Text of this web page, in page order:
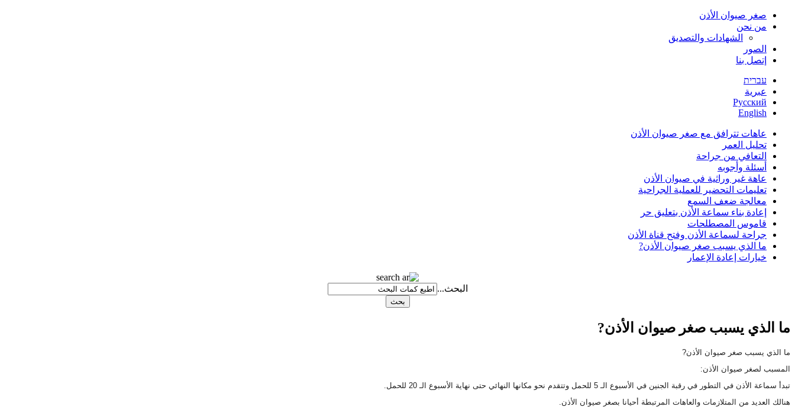
صغر صيوان الأذن
من نحن
الشهادات والتصديق
الصور
إتصل بنا
עברית
عبرية
Русский
English
عاهات تترافق مع صغر صيوان الأذن
تحليل العمر
التعافي من جراحة
أسئلة وأجوبه
عاهة غير وراثية في صيوان الأذن
تعليمات التحضير للعملية الجراحية
معالجة ضعف السمع
إعادة بناء سماعة الأذن بتعليق حر
قاموس المصطلحات
جراحة لسماعة الأذن وفتح قناة الأذن
ما الذي يسبب صغر صيوان الأذن?
خيارات إعادة الإعمار
البحث...
ما الذي يسبب صغر صيوان الأذن?
ما الذي يسبب صغر صيوان الأذن?
المسبب لصغر صيوان الأذن:
تبدأ سماعة الأذن في التطور في رقبة الجنين في الأسبوع الـ 5 للحمل وتتقدم نحو مكانها النهائي حتى نهاية الأسبوع الـ 20 للحمل.
هنالك العديد من المتلازمات والعاهات المرتبطة أحيانا بصغر صيوان الأذن.